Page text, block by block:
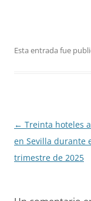
Esta entrada fue
Navegación
de
entradas
← Treinta hoteles
en Sevilla durante
trimestre de 2025